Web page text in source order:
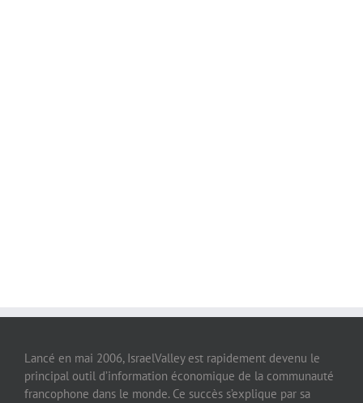
Lancé en mai 2006, IsraelValley est rapidement devenu le
principal outil d’information économique de la communauté
francophone dans le monde. Ce succès s’explique par sa